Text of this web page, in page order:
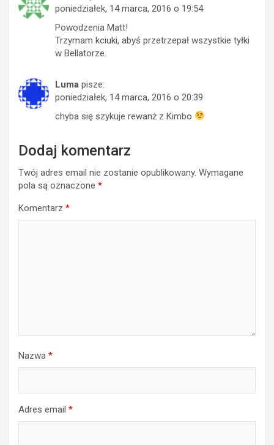
poniedziałek, 14 marca, 2016 o 19:54
Powodzenia Matt!
Trzymam kciuki, abyś przetrzepał wszystkie tyłki
w Bellatorze.
Luma pisze:
poniedziałek, 14 marca, 2016 o 20:39
chyba się szykuje rewanż z Kimbo
Dodaj komentarz
Twój adres email nie zostanie opublikowany. Wymagane
pola są oznaczone *
Komentarz *
Nazwa *
Adres email *